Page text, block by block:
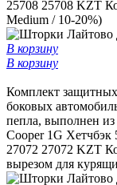
25708 25708 KZT
Medium / 10-20%)
В корзину
В корзину
Комплект
боковых
пепла, выполнен
Cooper 1G Хетчбэк
27072 27072 KZT
вырезом для